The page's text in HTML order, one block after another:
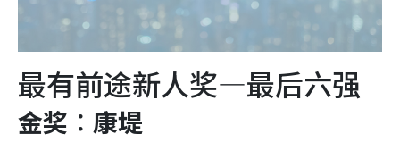
最有前途新人奖—最后六强
金奖︰康堤